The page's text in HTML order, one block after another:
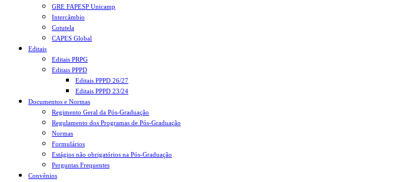
GRE FAPESP Unicamp
Intercâmbio
Cotutela
CAPES Global
Editais
Editais PRPG
Editais PPPD
Editais PPPD 26/27
Editais PPPD 23/24
Documentos e Normas
Regimento Geral da Pós-Graduação
Regulamento dos Programas de Pós-Graduação
Normas
Formulários
Estágios não obrigatórios na Pós-Graduação
Perguntas Frequentes
Convênios